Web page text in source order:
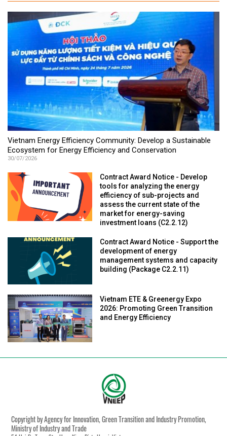
Vietnam Energy Efficiency Community: Develop a Sustainable
Ecosystem for Energy Efficiency and Conservation
30/07/2026
Contract Award Notice - Develop
tools for analyzing the energy
efficiency of sub-projects and
assess the current state of the
market for energy-saving
investment loans (C2.2.12)
Contract Award Notice - Support the
development of energy
management systems and capacity
building (Package C2.2.11)
Vietnam ETE & Greenergy Expo
2026: Promoting Green Transition
and Energy Efficiency
Copyright by Agency for Innovation, Green Transition and Industry Promotion,
Ministry of Industry and Trade